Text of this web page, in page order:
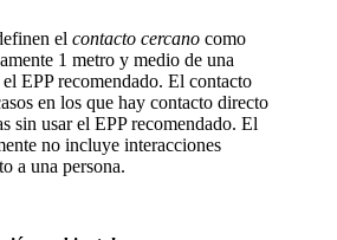
el contacto cercano como
1 metro y medio de una
EPP recomendado. El contacto
en los que hay contacto directo
sin usar el EPP recomendado. El
no incluye interacciones
a una persona.